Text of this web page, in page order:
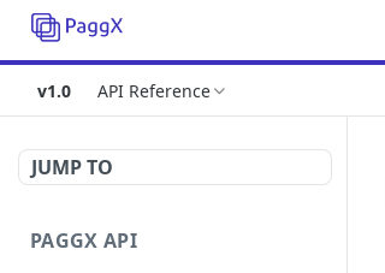
v1.0 API Reference
JUMP TO
PAGGX API